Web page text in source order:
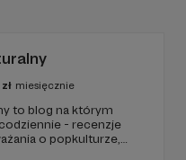
zł miesięcznie
to blog na którym
- recenzje
o popkulturze,